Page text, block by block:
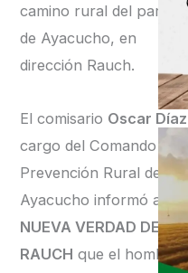
camino rural del partido
de Ayacucho, en
dirección Rauch.
El comisario Oscar Díaz
cargo del Comando de
Prevención Rural de
Ayacucho informó aLA
NUEVA VERDAD DE
RAUCH que el hombre,